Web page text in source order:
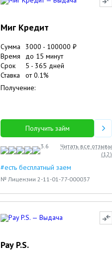
Миг Кредит
Сумма 3000 - 100000 ₽
Время
до 15 минут
Срок
5 - 365 дней
Ставка
от0.1%
Получение:
Получить займ
3.6
Читать все отзывы
(12)
#есть бесплатный заем
№ Лицензии 2-11-01-77-000037
Pay P.S.